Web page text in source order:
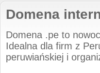
Domena
Domena .pe to
Idealna dla firm z
peruwiańskiej i